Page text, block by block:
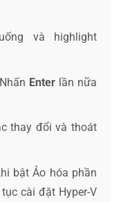
và highlight
Nhấn Enter lần nữa
thay đổi và thoát
bật Ảo hóa phần
cài đặt Hyper-V